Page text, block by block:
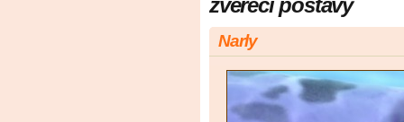
zvéřecí postavy
Narly